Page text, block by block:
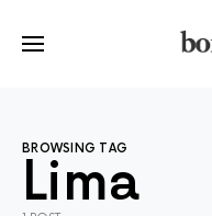
BROWSING TAG
Lima